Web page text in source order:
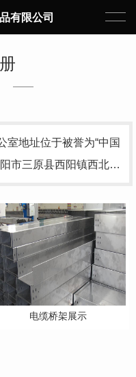
有限公司
室地址位于被誉为“中国
市三原县西阳镇西北…
电缆桥架展示